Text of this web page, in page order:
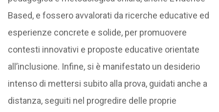
Based, e fossero avvalorati da ricerche educative ed
esperienze concrete e solide, per promuovere
contesti innovativi e proposte educative orientate
all’inclusione. Infine, si è manifestato un desiderio
intenso di mettersi subito alla prova, guidati anche a
distanza, seguiti nel progredire delle proprie